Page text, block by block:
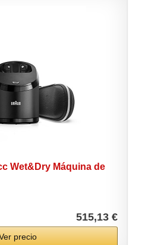
Wet&Dry Máquina de
515,13 €
precio